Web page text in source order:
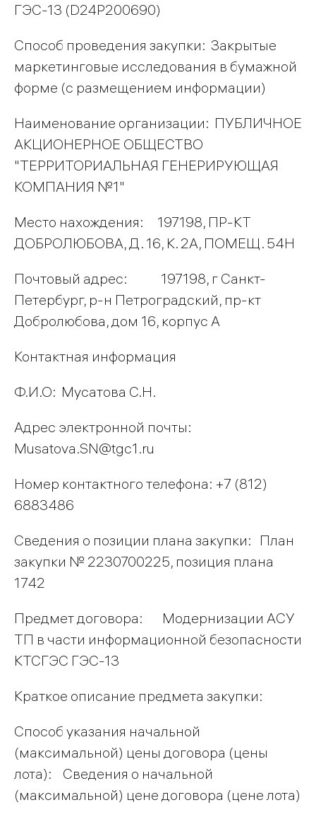
ГЭС-13 (D24P200690)
Способ проведения закупки: Закрытые
маркетинговые исследования в бумажной
форме (с размещением информации)
Наименование организации: ПУБЛИЧНОЕ
АКЦИОНЕРНОЕ ОБЩЕСТВО
"ТЕРРИТОРИАЛЬНАЯ ГЕНЕРИРУЮЩАЯ
КОМПАНИЯ №1"
Место нахождения: 197198, ПР-КТ
ДОБРОЛЮБОВА, Д. 16, К. 2А, ПОМЕЩ. 54Н
Почтовый адрес: 197198, г Санкт-
Петербург, р-н Петроградский, пр-кт
Добролюбова, дом 16, корпус А
Контактная информация
Ф.И.О: Мусатова С.Н.
Адрес электронной почты:
Musatova.SN@tgc1.ru
Номер контактного телефона: +7 (812)
6883486
Сведения о позиции плана закупки: План
закупки № 2230700225, позиция плана
1742
Предмет договора: Модернизации АСУ
ТП в части информационной безопасности
КТСГЭС ГЭС-13
Краткое описание предмета закупки:
Способ указания начальной
(максимальной) цены договора (цены
лота): Сведения о начальной
(максимальной) цене договора (цене лота)